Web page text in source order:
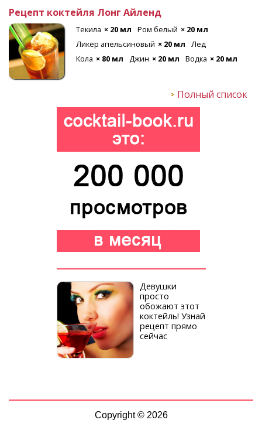
Рецепт коктейля Лонг Айленд
Текила × 20 мл Ром белый × 20 мл
Ликер апельсиновый × 20 мл
Лед
Кола × 80 мл Джин × 20 мл Водка × 20 мл
Полный список
Девушки
просто
обожают этот
коктейль! Узнай
рецепт прямо
сейчас
Copyright © 2026